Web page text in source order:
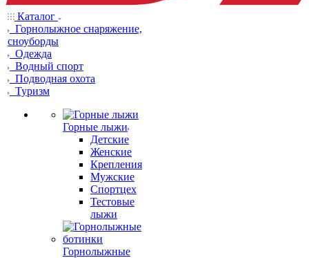
Каталог
Горнолыжное снаряжение,
сноуборды
Одежда
Водный спорт
Подводная охота
Туризм
Горные лыжи
Детские
Женские
Крепления
Мужские
Спортцех
Тестовые
лыжи
Горнолыжные